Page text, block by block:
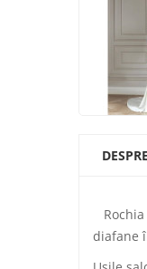
diafane